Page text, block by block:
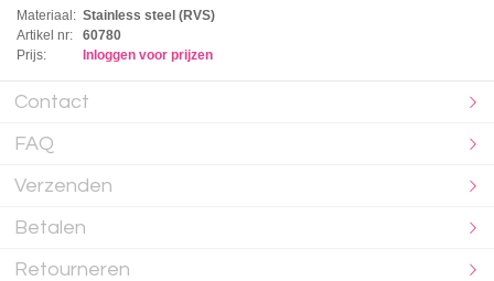
Materiaal: Stainless steel (RVS)
Artikel nr:
60780
Prijs:
Inloggen voor prijzen
Contact
FAQ
Verzenden
Betalen
Retourneren